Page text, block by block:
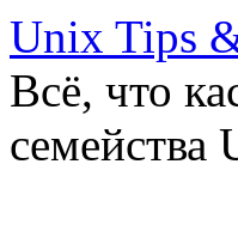
Unix Tips
Всё, что
семейства